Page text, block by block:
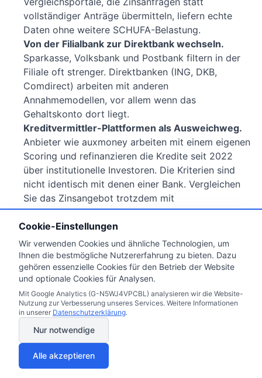
Cookie-Einstellungen
Wir verwenden Cookies und ähnliche Technologien, um
Ihnen die bestmögliche Nutzererfahrung zu bieten. Dazu
gehören essenzielle Cookies für den Betrieb der Website
und optionale Cookies für Analysen.
Mit Google Analytics (G-N5WJ4VPCBL) analysieren wir die Website-
Nutzung zur Verbesserung unseres Services. Weitere Informationen
in unserer Datenschutzerklärung.
Nur notwendige
Alle akzeptieren
vollständiger Anträge übermitteln, liefern echte
Daten ohne weitere SCHUFA-Belastung.
Von der Filialbank zur Direktbank wechseln.
Sparkasse, Volksbank und Postbank filtern in der
Filiale oft strenger. Direktbanken (ING, DKB,
Comdirect) arbeiten mit anderen
Annahmemodellen, vor allem wenn das
Gehaltskonto dort liegt.
Kreditvermittler-Plattformen als Ausweichweg.
Anbieter wie auxmoney arbeiten mit einem eigenen
Scoring und refinanzieren die Kredite seit 2022
über institutionelle Investoren. Die Kriterien sind
nicht identisch mit denen einer Bank. Vergleichen
Sie das Zinsangebot trotzdem mit
Bankkonditionen, bevor Sie unterschreiben.
Nach der Probezeit mit der stärksten Akte
beantragen.Drei Gehaltsabrechnungen aus der
Zeit nach der Probezeit, eine
Arbeitgeberbescheinigung, eine saubere SCHUFA-
Auskunft und idealerweise ein kleiner Puffer. Ein
einziger sauberer Antrag schlägt fünf überstürzte.